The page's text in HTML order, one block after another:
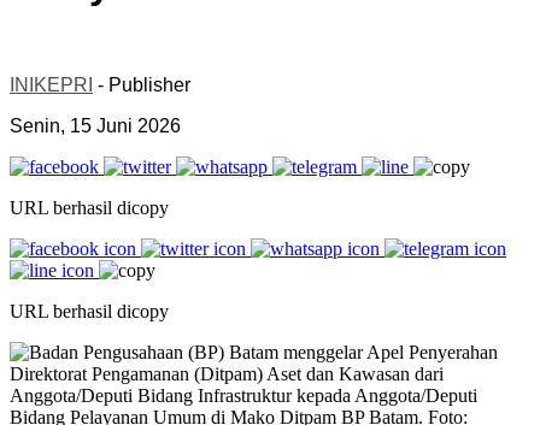
INIKEPRI - Publisher
Senin, 15 Juni 2026
URL berhasil dicopy
URL berhasil dicopy